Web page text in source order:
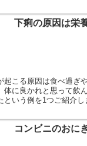
下痢の原因は栄
起こる原因は食べ過ぎ
体に良かれと思って飲
という例を1つご紹介
コンビニのおに